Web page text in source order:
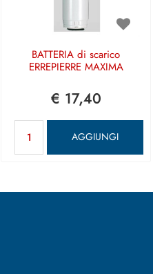
BATTERIA di scarico
ERREPIERRE MAXIMA
€ 17,40
AGGIUNGI